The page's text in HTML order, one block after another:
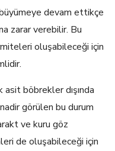
devam ettikçe
zarar verebilir. Bu
oluşabileceği için
böbrekler dışında
görülen bu durum
ve kuru göz
de oluşabileceği için